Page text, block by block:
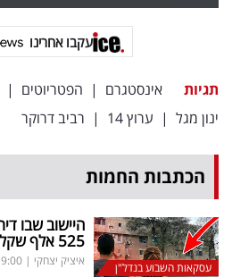
עקבו אחרינו
תגיות אינסטגרם | הפטריוטים |
ינון מגל | ערוץ 14 | רביב דרוקר
הכתבות החמות
עסקאות השבוע בנדל"ן
היישוב שבו
525 אלף שקל
איציק יצחקי |
9:00